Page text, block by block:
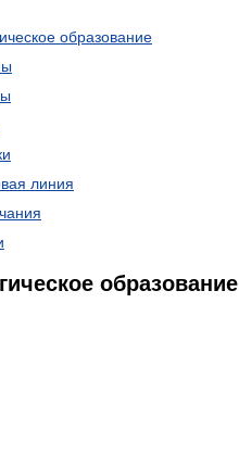
образование
линия
образование